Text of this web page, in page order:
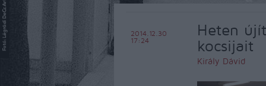
Heten
kocsijait
Király Dávid
2014.12.30
17:24